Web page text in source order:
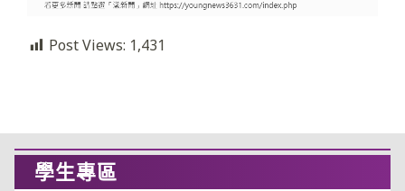
Post Views: 1,431
學生專區